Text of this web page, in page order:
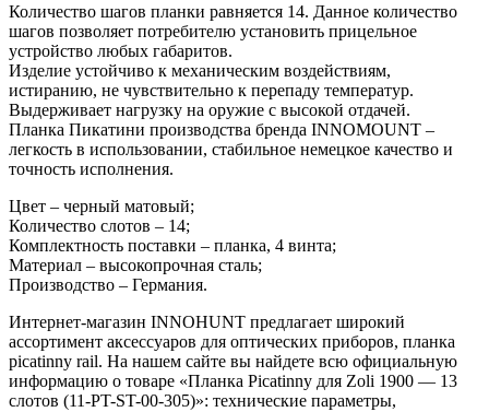
Количество шагов планки равняется 14. Данное количество
шагов позволяет потребителю установить прицельное
устройство любых габаритов.
Изделие устойчиво к механическим воздействиям,
истиранию, не чувствительно к перепаду температур.
Выдерживает нагрузку на оружие с высокой отдачей.
Планка Пикатини производства бренда INNOMOUNT –
легкость в использовании, стабильное немецкое качество и
точность исполнения.
Цвет – черный матовый;
Количество слотов – 14;
Комплектность поставки – планка, 4 винта;
Материал – высокопрочная сталь;
Производство – Германия.
Интернет-магазин INNOHUNT предлагает широкий
ассортимент аксессуаров для оптических приборов, планка
picatinny rail. На нашем сайте вы найдете всю официальную
информацию о товаре «Планка Picatinny для Zoli 1900 — 13
слотов (11-PT-ST-00-305)»: технические параметры,